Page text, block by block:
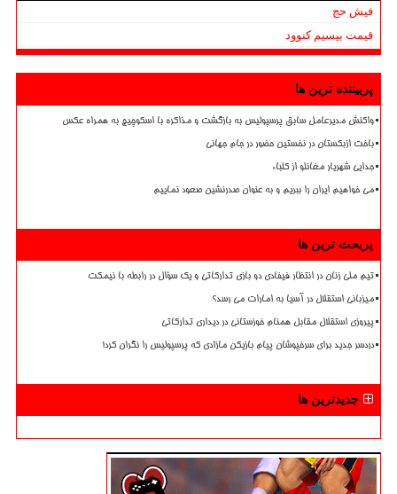
فیش حج
قیمت بیسیم کنوود
پربیننده ترین ها
واکنش مدیرعامل سابق پرسپولیس به بازگشت و مذاکره با اسکوچیچ به همراه عکس
باخت ازبکستان در نخستین حضور در جام جهانی
جدایی شهریار مغانلو از کلباء
می خواهیم ایران را ببریم و به عنوان صدرنشین صعود نماییم
پربحث ترین ها
تیم ملی زنان در انتظار فیفادی دو بازی تدارکاتی و یک سؤال در رابطه با نیمکت
میزبانی استقلال در آسیا به امارات می رسد؟
پیروزی استقلال مقابل همنام خوزستانی در دیداری تدارکاتی
دردسر جدید برای سرخپوشان پیام بازیکن مازادی که پرسپولیس را نگران کرد!
جدیدترین ها